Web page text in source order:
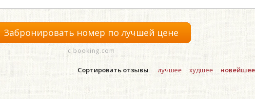
Забронировать номер по лучшей цене
с booking.com
Сортировать отзывы лучшее худшее новейшее